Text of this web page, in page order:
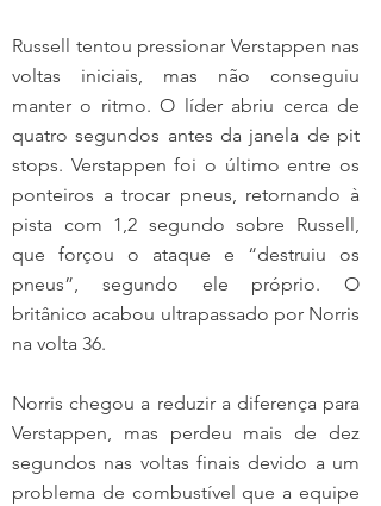
Russell tentou pressionar Verstappen nas
voltas iniciais, mas não conseguiu
manter o ritmo. O líder abriu cerca de
quatro segundos antes da janela de pit
stops. Verstappen foi o último entre os
ponteiros a trocar pneus, retornando à
pista com 1,2 segundo sobre Russell,
que forçou o ataque e “destruiu os
pneus”, segundo ele próprio. O
britânico acabou ultrapassado por Norris
na volta 36.
Norris chegou a reduzir a diferença para
Verstappen, mas perdeu mais de dez
segundos nas voltas finais devido a um
problema de combustível que a equipe